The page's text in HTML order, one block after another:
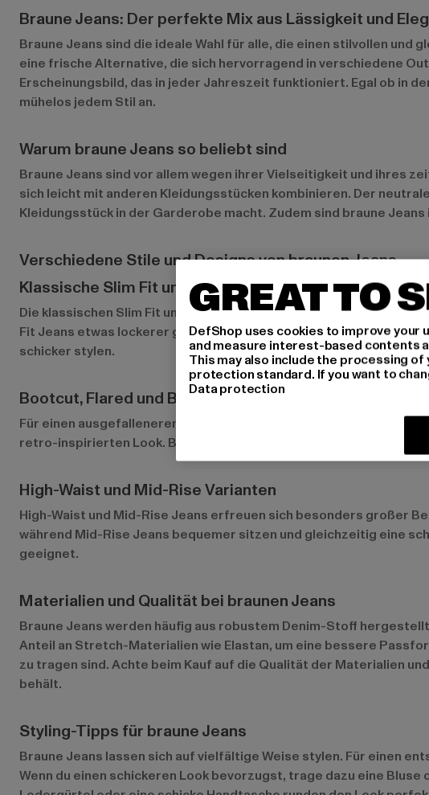
Braune Jeans: Der perfekte Mix aus Lässigkeit und
Braune Jeans sind die ideale Wahl für alle, die einen stilvollen
eine frische Alternative, die sich hervorragend in verschiedene
Erscheinungsbild, das in jeder Jahreszeit funktioniert. Egal ob in
mühelos jedem Stil an.
Warum braune Jeans so beliebt sind
Braune Jeans sind vor allem wegen ihrer Vielseitigkeit und ihres
sich leicht mit anderen Kleidungsstücken kombinieren. Der
Kleidungsstück in der Garderobe macht. Zudem sind braune
Verschiedene Stile und Designs von braunen Jeans
Klassische Slim Fit und Regular Fit Modelle
Die klassischen Slim Fit und Regular Fit Modelle sind die
Fit Jeans etwas lockerer geschnitten sind und somit mehr
schicker stylen.
Bootcut, Flared und Baggy Styles
Für einen ausgefalleneren Look gibt es braune Jeans auch in
retro-inspirierten Look. Baggy Jeans bieten hingegen maximalen
High-Waist und Mid-Rise Varianten
High-Waist und Mid-Rise Jeans erfreuen sich besonders großer
während Mid-Rise Jeans bequemer sitzen und gleichzeitig eine
geeignet.
Materialien und Qualität bei braunen Jeans
Braune Jeans werden häufig aus robustem Denim-Stoff
Anteil an Stretch-Materialien wie Elastan, um eine bessere
zu tragen sind. Achte beim Kauf auf die Qualität der Materialien
behält.
Styling-Tipps für braune Jeans
Braune Jeans lassen sich auf vielfältige Weise stylen. Für einen
Wenn du einen schickeren Look bevorzugst, trage dazu eine
GREAT TO
DefShop uses cookies to improve your
and measure interest-based contents
This may also include the processing
protection standard. If you want to
Data protection